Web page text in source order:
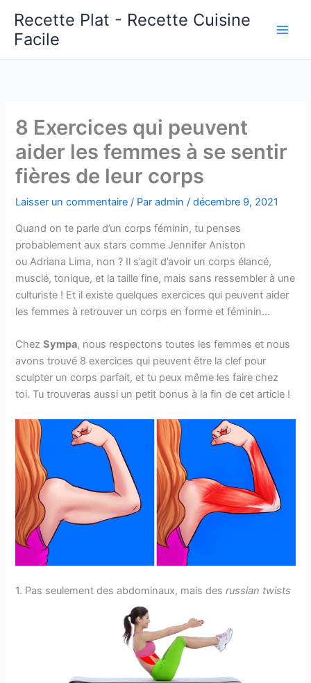
contenu
Recette Plat - Recette Cuisine
Facile
8 Exercices qui peuvent
aider les femmes à se sentir
fières de leur corps
Laisser un commentaire / Paradmin/décembre 9, 2021
Quand on te parle d’un corps féminin, tu penses
probablement aux stars comme Jennifer Aniston
ou Adriana Lima, non ? Il s’agit d’avoir un corps élancé,
musclé, tonique, et la taille fine, mais sans ressembler à une
culturiste ! Et il existe quelques exercices qui peuvent aider
les femmes à retrouver un corps en forme et féminin…
ChezSympa, nous respectons toutes les femmes et nous
avons trouvé 8 exercices qui peuvent être la clef pour
sculpter un corps parfait, et tu peux même les faire chez
toi. Tu trouveras aussi un petit bonus à la fin de cet article !
1. Pas seulement des abdominaux, mais desrussian twists